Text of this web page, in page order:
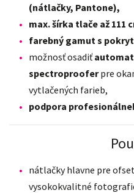
(nátlačky, Pantone),
max. šírka tlače až 111
farebný gamut s
možnosť osadiť
spectroprooferpre
vytlačených farieb,
podpora
nátlačky hlavne pre
vysokokvalitné